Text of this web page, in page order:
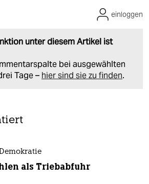
unter diesem Artikel ist
bei ausgewählten
Tage – hier sind sie zu finden.
einloggen
als Triebabfuhr